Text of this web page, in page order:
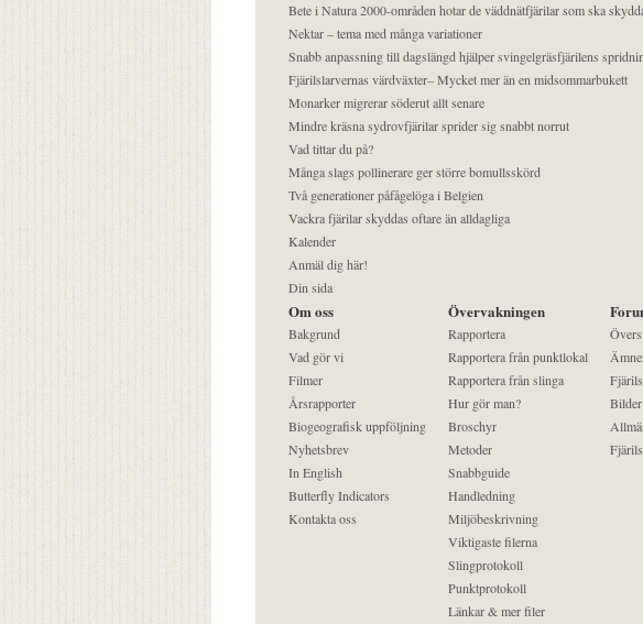
Bete i Natura 2000-områden hotar de väddnätfjärilar som ska
Nektar – tema med många variationer
Snabb anpassning till dagslängd hjälper svingelgräsfjärilens
Fjärilslarvernas värdväxter– Mycket mer än en midsommarbukett
Monarker migrerar söderut allt senare
Mindre kräsna sydrovfjärilar sprider sig snabbt norrut
Vad tittar du på?
Många slags pollinerare ger större bomullsskörd
Två generationer påfågelöga i Belgien
Vackra fjärilar skyddas oftare än alldagliga
Kalender
Anmäl dig här!
Din sida
Om oss
Bakgrund
Vad gör vi
Filmer
Årsrapporter
Biogeografisk uppföljning
Nyhetsbrev
In English
Butterfly Indicators
Kontakta oss
Övervakningen
Rapportera
Rapportera från punktlokal
Rapportera från slinga
Hur gör man?
Broschyr
Metoder
Snabbguide
Handledning
Miljöbeskrivning
Viktigaste filerna
Slingprotokoll
Punktprotokoll
Länkar & mer filer
Bilder